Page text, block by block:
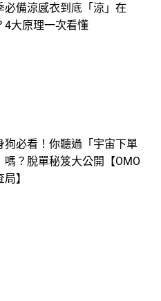
必備涼感衣到底「涼」在
4大原理一次看懂
狗必看！你聽過「宇宙下單
嗎？脫單秘笈大公開【OMO
】